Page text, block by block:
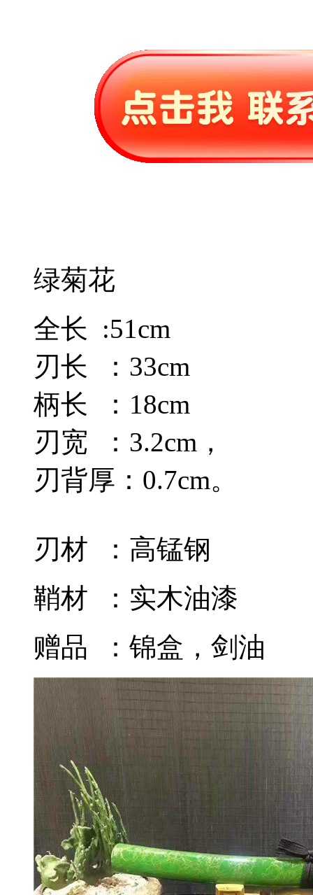
绿菊花
全长 :51cm
刃长 ：33cm
柄长 ：18cm
刃宽 ：3.2cm，
刃背厚：0.7cm。
刃材 ：高锰钢
鞘材 ：实木油漆
赠品 ：锦盒，剑油